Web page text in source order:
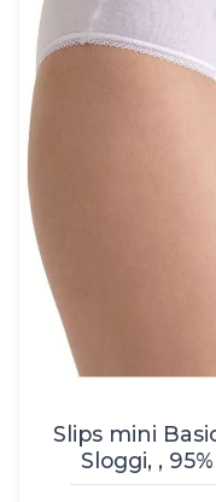
Slips mini
Sloggi, ,